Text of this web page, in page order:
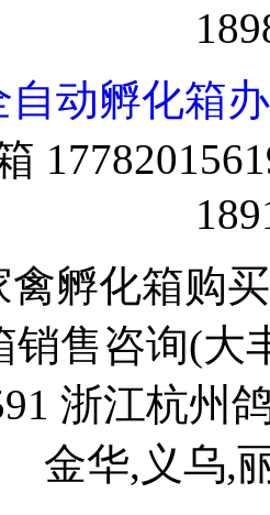
自动孵化箱
孵化箱购
销售咨询(大
浙江杭州
金华,义乌,